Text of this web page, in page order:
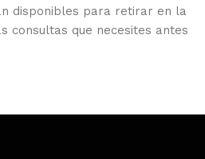
disponibles para retirar en la
consultas que necesites antes